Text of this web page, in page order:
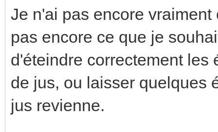
Je n'ai pas encore
pas encore ce que je
d'éteindre correctement les
de jus, ou laisser quelques
jus revienne.